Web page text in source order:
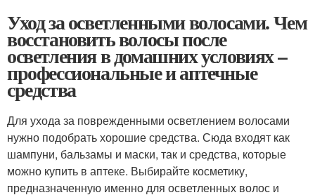
Уход за осветленными волосами. Чем
восстановить волосы после
осветления в домашних условиях –
профессиональные и аптечные
средства
Для ухода за поврежденными осветлением волосами
нужно подобрать хорошие средства. Сюда входят как
шампуни, бальзамы и маски, так и средства, которые
можно купить в аптеке. Выбирайте косметику,
предназначенную именно для осветленных волос и